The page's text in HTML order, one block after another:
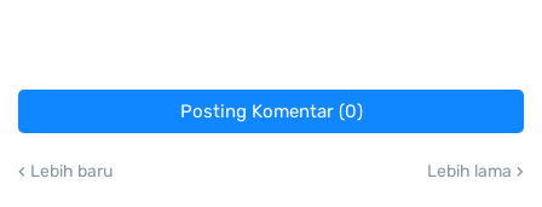
Posting Komentar (0)
Lebih baru Lebih lama